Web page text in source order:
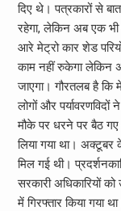
दिए थे। पत्रकारों से
रहेगा, लेकिन अब एक भी
आरे मेट्रो कार शेड
काम नहीं रुकेगा लेकिन
जाएगा। गौरतलब है कि
लोगों और
मौके पर धरने पर बैठ गए
लिया गया था।
मिल गई थी।
सरकारी अधिकारियों
में गिरफ्तार किया गया